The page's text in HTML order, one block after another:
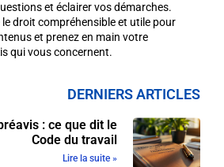
et éclairer vos démarches.
droit compréhensible et utile pour
et prenez en main votre
qui vous concernent.
DERNIERS ARTICLES
: ce que dit le
Code du travail
Lire la suite »